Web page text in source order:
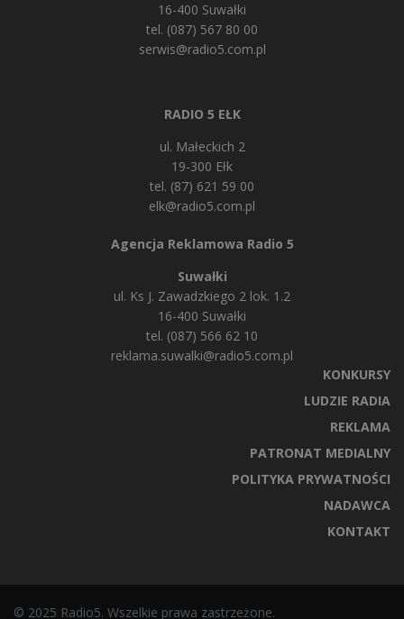
16-400 Suwałki
tel. (087) 567 80 00
serwis@radio5.com.pl
RADIO 5 EŁK
ul. Małeckich 2
19-300 Ełk
tel. (87) 621 59 00
elk@radio5.com.pl
Agencja Reklamowa Radio 5
Suwałki
ul. Ks J. Zawadzkiego 2 lok. 1.2
16-400 Suwałki
tel. (087) 566 62 10
reklama.suwalki@radio5.com.pl
KONKURSY
LUDZIE RADIA
REKLAMA
PATRONAT MEDIALNY
POLITYKA PRYWATNOŚCI
NADAWCA
KONTAKT
© 2025 Radio5. Wszelkie prawa zastrzeżone.